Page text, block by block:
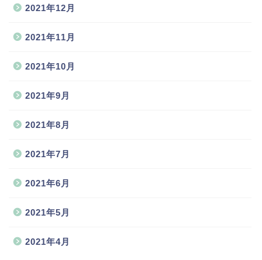
2021年12月
2021年11月
2021年10月
2021年9月
2021年8月
2021年7月
2021年6月
2021年5月
2021年4月